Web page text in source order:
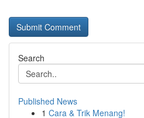
Search
Published News
1 Cara & Trik Menang!